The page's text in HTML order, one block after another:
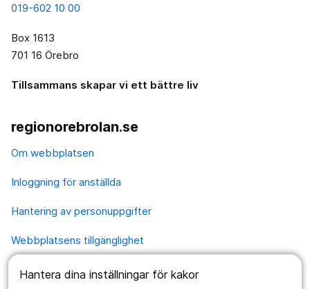
Hantera dina inställningar för kakor
019-602 10 00
Box 1613
701 16 Örebro
Tillsammans skapar vi ett bättre liv
regionorebrolan.se
Om webbplatsen
Inloggning för anställda
Hantering av personuppgifter
Webbplatsens tillgänglighet
Våra webbplatser